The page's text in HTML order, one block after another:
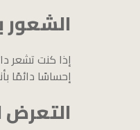
الشعور
إذا كنت تشعر
إحساسًا دائمًا
التعرض